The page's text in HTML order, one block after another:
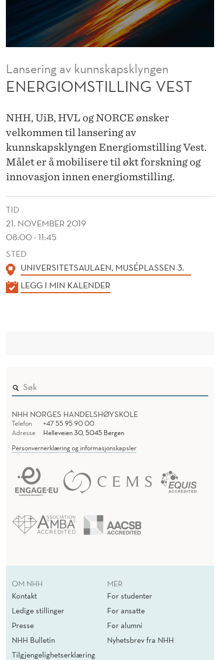
N
G
V
E
S
T
Lansering av kunnskapsklyngen
ENERGIOMSTILLING VEST
NHH, UiB, HVL og NORCE ønsker
velkommen til lansering av
kunnskapsklyngen Energiomstilling Vest.
Målet er å mobilisere til økt forskning og
innovasjon innen energiomstilling.
TID
21. NOVEMBER 2019
08:00 - 11:45
STED
UNIVERSITETSAULAEN, MUSÉPLASSEN 3.
K
LEGG I MIN KALENDER
NHH NORGES HANDELSHØYSKOLE
Telefon
+47 55 95 90 00
Adresse
Helleveien 30, 5045 Bergen
Personvernerklæring og informasjonskapsler
OM NHH
Kontakt
Ledige stillinger
Presse
NHH Bulletin
Tilgjengelighetserklæring
MER
For studenter
For ansatte
For alumni
Nyhetsbrev fra NHH